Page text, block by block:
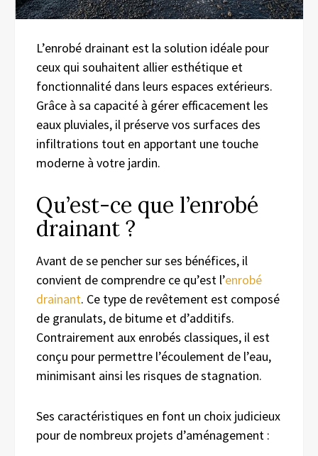
L’enrobé drainant est la solution idéale pour
ceux qui souhaitent allier esthétique et
fonctionnalité dans leurs espaces extérieurs.
Grâce à sa capacité à gérer efficacement les
eaux pluviales, il préserve vos surfaces des
infiltrations tout en apportant une touche
moderne à votre jardin.
Qu’est-ce que l’enrobé
drainant ?
Avant de se pencher sur ses bénéfices, il
convient de comprendre ce qu’est l’enrobé
drainant. Ce type de revêtement est composé
de granulats, de bitume et d’additifs.
Contrairement aux enrobés classiques, il est
conçu pour permettre l’écoulement de l’eau,
minimisant ainsi les risques de stagnation.
Ses caractéristiques en font un choix judicieux
pour de nombreux projets d’aménagement :